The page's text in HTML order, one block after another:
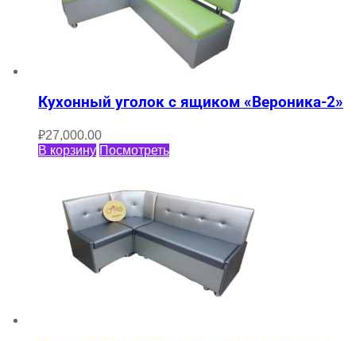
Кухонный уголок с ящиком «Вероника-2»
₽27,000.00
В корзину Посмотреть